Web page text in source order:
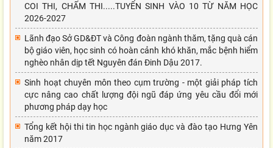
COI THI, CHẤM THI.....TUYỂN SINH VÀO 10 TỪ NĂM HỌC
2026-2027
Lãnh đạo Sở GD&ĐT và Công đoàn ngành thăm, tặng quà cán
bộ giáo viên, học sinh có hoàn cảnh khó khăn, mắc bệnh hiểm
nghèo nhân dịp tết Nguyên đán Đinh Dậu 2017.
Sinh hoạt chuyên môn theo cụm trường - một giải pháp tích
cực nâng cao chất lượng đội ngũ đáp ứng yêu cầu đổi mới
phương pháp dạy học
Tổng kết hội thi tin học ngành giáo dục và đào tạo Hưng Yên
năm 2017